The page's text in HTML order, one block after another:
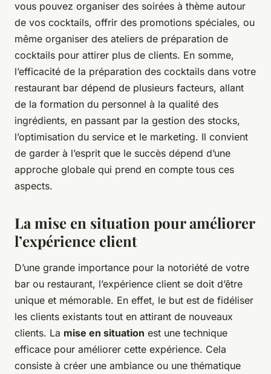
vous pouvez organiser des soirées à thème autour
de vos cocktails, offrir des promotions spéciales, ou
même organiser des ateliers de préparation de
cocktails pour attirer plus de clients. En somme,
l’efficacité de la préparation des cocktails dans votre
restaurant bar dépend de plusieurs facteurs, allant
de la formation du personnel à la qualité des
ingrédients, en passant par la gestion des stocks,
l’optimisation du service et le marketing. Il convient
de garder à l’esprit que le succès dépend d’une
approche globale qui prend en compte tous ces
aspects.
La mise en situation pour améliorer
l’expérience client
D’une grande importance pour la notoriété de votre
bar ou restaurant, l’expérience client se doit d’être
unique et mémorable. En effet, le but est de fidéliser
les clients existants tout en attirant de nouveaux
clients. La mise en situation est une technique
efficace pour améliorer cette expérience. Cela
consiste à créer une ambiance ou une thématique